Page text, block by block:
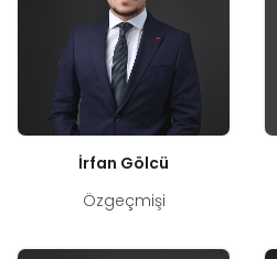
İrfan Gölcü
Özgeçmişi